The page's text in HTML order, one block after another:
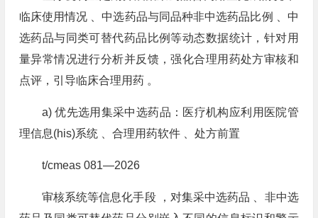
临床使用情况 、中选药品与同品种非中选药品比例 、中
选药品与同类可替代药品比例等动态数据统计，针对用
量异常情况进行分析并反馈，强化合理用药处方审核和
点评，引导临床合理用药 。
a) 优先选用集采中选药品：医疗机构应利用医院管
理信息(his)系统 、合理用药软件 、处方前置
t/cmeas 081—2026
审核系统等信息化手段 ，对集采中选药品 、非中选